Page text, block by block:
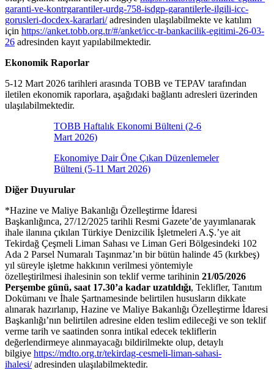
garanti-ve-kontrgarantiler-urdg-758-isdgp-garantilerle-ilgili-icc-
gorusleri-docdex-kararlari/adresinden ulaşılabilmekte ve katılım
için https://anket.tobb.org.tr/#/anket/icc-tr-bankacilik-egitimi-26-03-
26 adresinden kayıt yapılabilmektedir.
Ekonomik Raporlar
5-12 Mart 2026 tarihleri arasında TOBB ve TEPAV tarafından
iletilen ekonomik raporlara, aşağıdaki bağlantı adresleri üzerinden
ulaşılabilmektedir.
TOBB Haftalık Ekonomi Bülteni (2-6
Mart 2026)
Ekonomiye Dair Öne Çıkan Düzenlemeler
Bülteni (5-11 Mart 2026)
Diğer Duyurular
*Hazine ve Maliye Bakanlığı Özelleştirme İdaresi
Başkanlığınca, 27/12/2025 tarihli Resmi Gazete’de yayımlanarak
ihale ilanına çıkılan Türkiye Denizcilik İşletmeleri A.Ş.’ye ait
Tekirdağ Çeşmeli Liman Sahası ve Liman Geri Bölgesindeki 102
Ada 2 Parsel Numaralı Taşınmaz’ın bir bütün halinde 45 (kırkbeş)
yıl süreyle işletme hakkının verilmesi yöntemiyle
özelleştirilmesi ihalesinin son teklif verme tarihinin 21/05/2026
Perşembe günü, saat 17.30’a kadar uzatıldığı, Teklifler, Tanıtım
Dokümanı ve İhale Şartnamesinde belirtilen hususların dikkate
alınarak hazırlanıp, Hazine ve Maliye Bakanlığı Özelleştirme İdaresi
Başkanlığı’nın belirtilen adresine elden teslim edileceği ve son teklif
verme tarih ve saatinden sonra intikal edecek tekliflerin
değerlendirmeye alınmayacağı bildirilmekte olup, detaylı
bilgiye https://mdto.org.tr/tekirdag-cesmeli-liman-sahasi-
ihalesi/adresinden ulaşılabilmektedir.